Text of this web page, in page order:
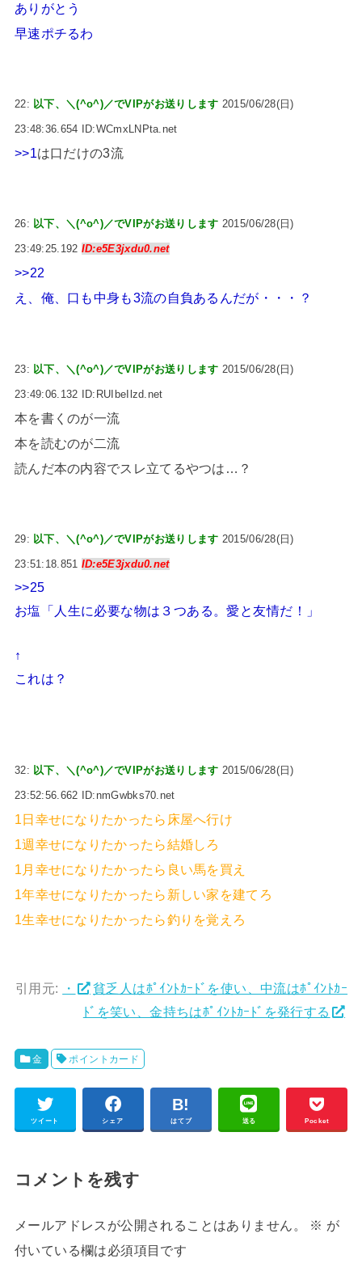
ありがとう
早速ポチるわ
22: 以下、＼(^o^)／でVIPがお送りします 2015/06/28(日)
23:48:36.654 ID:WCmxLNPta.net
>>1は口だけの3流
26: 以下、＼(^o^)／でVIPがお送りします 2015/06/28(日)
23:49:25.192 ID:e5E3jxdu0.net
>>22
え、俺、口も中身も3流の自負あるんだが・・・？
23: 以下、＼(^o^)／でVIPがお送りします 2015/06/28(日)
23:49:06.132 ID:RUIbeIlzd.net
本を書くのが一流
本を読むのが二流
読んだ本の内容でスレ立てるやつは…？
29: 以下、＼(^o^)／でVIPがお送りします 2015/06/28(日)
23:51:18.851 ID:e5E3jxdu0.net
>>25
お塩「人生に必要な物は３つある。愛と友情だ！」
↑
これは？
32: 以下、＼(^o^)／でVIPがお送りします 2015/06/28(日)
23:52:56.662 ID:nmGwbks70.net
1日幸せになりたかったら床屋へ行け
1週幸せになりたかったら結婚しろ
1月幸せになりたかったら良い馬を買え
1年幸せになりたかったら新しい家を建てろ
1生幸せになりたかったら釣りを覚えろ
引用元: ・
貧乏人はﾎﾟｲﾝﾄｶｰﾄﾞを使い、中流はﾎﾟｲﾝﾄｶｰ
ﾄﾞを笑い、金持ちはﾎﾟｲﾝﾄｶｰﾄﾞを発行する
金 ポイントカード
ツイート シェア はてブ 送る Pocket
コメントを残す
メールアドレスが公開されることはありません。 ※ が
付いている欄は必須項目です